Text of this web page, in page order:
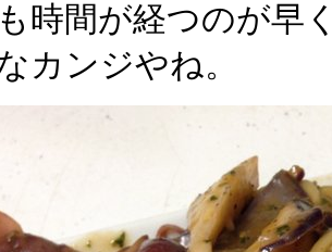
時間が経つのが早
カンジやね。